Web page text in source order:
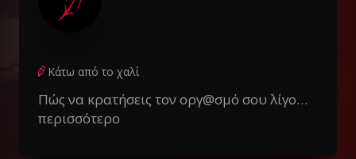
Κάτω από το χαλί
Πώς να κρατήσεις τον οργ@σμό σου λίγο…
περισσότερο